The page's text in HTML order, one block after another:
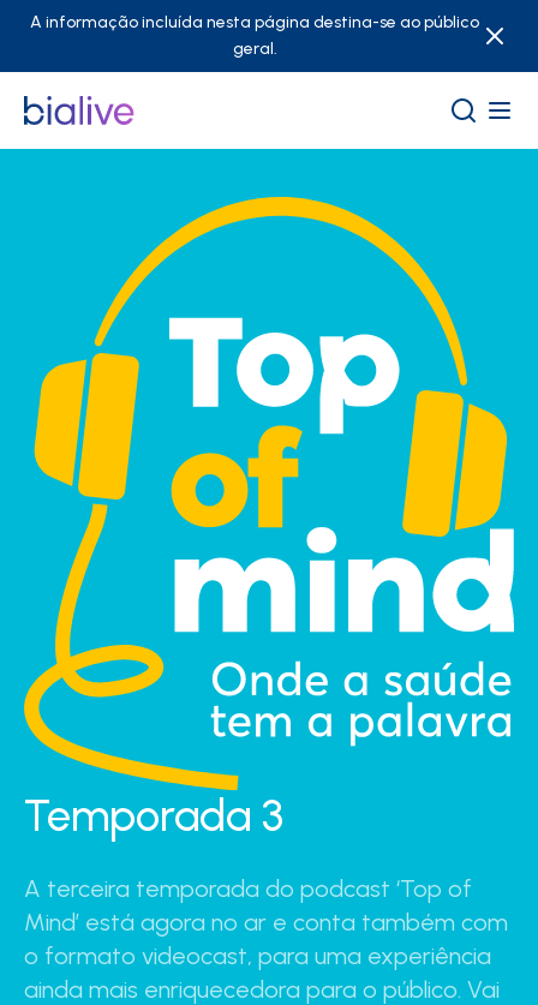
A informação incluída nesta página destina-se ao público
geral.
Temporada 3
A terceira temporada do podcast ‘Top of
Mind’ está agora no ar e conta também com
o formato videocast, para uma experiência
ainda mais enriquecedora para o público. Vai